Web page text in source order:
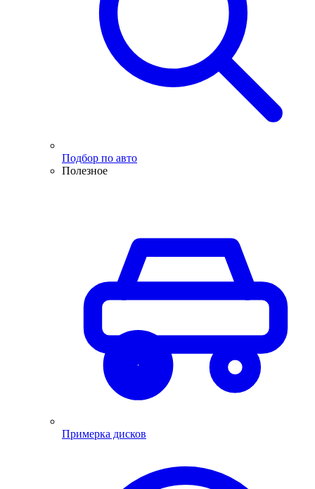
Подбор по авто
Полезное
Примерка дисков